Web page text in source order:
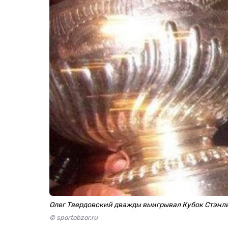
Олег Твердовский дважды выигрывал Кубок
© sportobzor.ru